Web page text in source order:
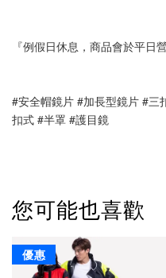
『例假日休息，商品會於平日
#安全帽鏡片 #加長型鏡片 #三
扣式 #半罩 #護目鏡
您可能也喜歡
優惠